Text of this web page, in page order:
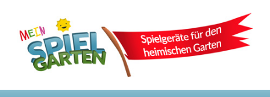
content